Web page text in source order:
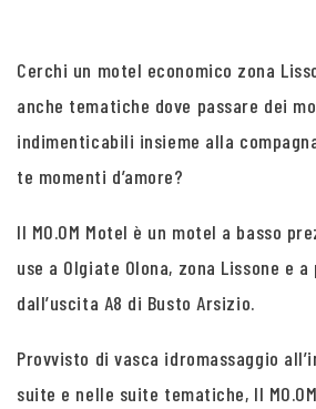
Cerchi un motel economico zona
anche tematiche dove passare dei
indimenticabili insieme alla
te momenti d’amore?
Il MO.OM Motel è un motel a basso
use a Olgiate Olona, zona Lissone e
dall’uscita A8 di Busto Arsizio.
Provvisto di vasca idromassaggio
suite e nelle suite tematiche, Il